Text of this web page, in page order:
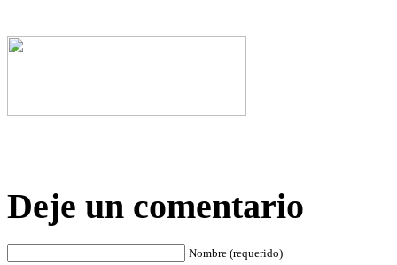
Deje un comentario
Nombre (requerido)